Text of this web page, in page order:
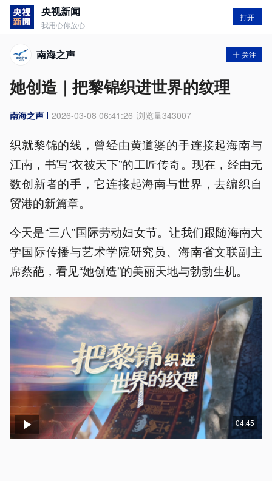
央视新闻
我用心你放心
打开
南海之声 关注
她创造｜把黎锦织进世界的纹理
南海之声 2026-03-08 06:41:26 浏览量343007
织就黎锦的线，曾经由黄道婆的手连接起海南与
江南，书写“衣被天下”的工匠传奇。现在，经由无
数创新者的手，它连接起海南与世界，去编织自
贸港的新篇章。
今天是“三八”国际劳动妇女节。让我们跟随海南大
学国际传播与艺术学院研究员、海南省文联副主
席蔡葩，看见“她创造”的美丽天地与勃勃生机。
04:45